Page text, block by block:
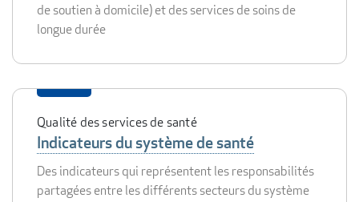
de soutien à domicile) et des services de soins de
longue durée
Qualité des services de santé
Indicateurs du système de santé
Des indicateurs qui représentent les responsabilités
partagées entre les différents secteurs du système